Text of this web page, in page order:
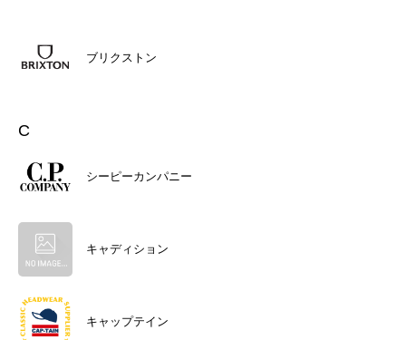
ブリクストン
C
シーピーカンパニー
キャディション
キャップテイン